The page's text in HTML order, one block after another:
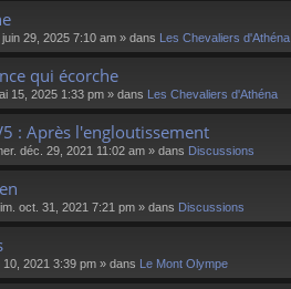
juin 29, 2025 7:10 am » dans Les Chevaliers d'Athéna
qui écorche
15, 2025 1:33 pm » dans Les Chevaliers d'Athéna
: Après l'engloutissement
déc. 29, 2021 11:02 am » dans Discussions
oct. 31, 2021 7:21 pm » dans Discussions
10, 2021 3:39 pm » dans Le Mont Olympe